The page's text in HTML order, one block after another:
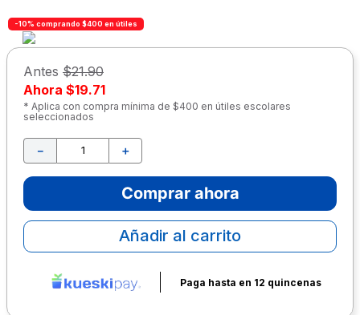
-10% comprando $400 en útiles
Antes $21.90
Ahora $19.71
* Aplica con compra mínima de $400 en útiles escolares
seleccionados
＋
－
Comprar ahora
Añadir al carrito
Paga hasta en 12 quincenas
5.
colores
6.
boligrafo
7.
sacapuntas
8
escolar
10. lapiz